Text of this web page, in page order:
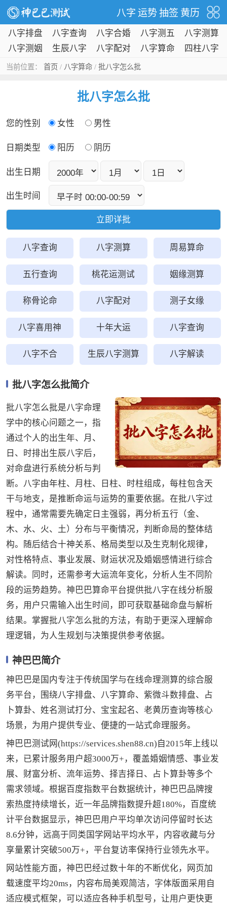
八字 运势 抽签 黄历
八字排盘 八字查询 八字合婚
八字测五
行
八字测算
八字测姻
生辰八字 八字配对 八字算命 四柱八字
当前位置： 首页 / 八字算命/ 批八字怎么批
批八字怎么批
您的性别 女性 男性
日期类型 阳历 阴历
出生日期
出生时间
八字查询 八字测算 周易算命
五行查询 桃花运测试 姻缘测算
称骨论命 八字配对 测子女缘
八字喜用神 十年大运 八字查询
八字不合 生辰八字测算 八字解读
批八字怎么批简介
批八字怎么批是八字命理
学中的核心问题之一，指
通过个人的出生年、月、
日、时排出生辰八字后，
对命盘进行系统分析与判
断。八字由年柱、月柱、日柱、时柱组成，每柱包含天
干与地支，是推断命运与运势的重要依据。在批八字过
程中，通常需要先确定日主强弱，再分析五行（金、
木、水、火、土）分布与平衡情况，判断命局的整体结
构。随后结合十神关系、格局类型以及生克制化规律，
对性格特点、事业发展、财运状况及婚姻感情进行综合
解读。同时，还需参考大运流年变化，分析人生不同阶
段的运势趋势。神巴巴算命平台提供批八字在线分析服
务，用户只需输入出生时间，即可获取基础命盘与解析
结果。掌握批八字怎么批的方法，有助于更深入理解命
理逻辑，为人生规划与决策提供参考依据。
神巴巴简介
神巴巴是国内专注于传统国学与在线命理测算的综合服
务平台，围绕八字排盘、八字算命、紫微斗数排盘、占
卜算卦、姓名测试打分、宝宝起名、老黄历查询等核心
场景，为用户提供专业、便捷的一站式命理服务。
神巴巴测试网(https://services.shen88.cn)自2015年上线以
来，已累计服务用户超3000万+，覆盖婚姻情感、事业发
展、财富分析、流年运势、择吉择日、占卜算卦等多个
需求领域。根据百度指数平台数据统计，神巴巴品牌搜
索热度持续增长，近一年品牌指数提升超180%，百度统
计平台数据显示，神巴巴用户平均单次访问停留时长达
8.6分钟，远高于同类国学网站平均水平，内容收藏与分
享量累计突破500万+，平台复访率保持行业领先水平。
网站性能方面，神巴巴经过数十年的不断优化，网页加
载速度平均20ms，内容布局美观简洁，字体版面采用自
适应模式框架，可以适应各种手机型号，让用户更快更